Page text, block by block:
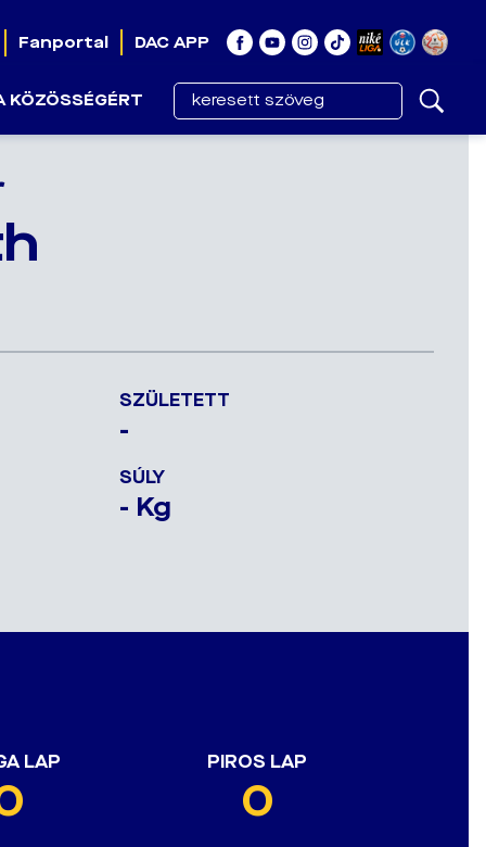
Fanportal DAC APP
KÖZÖSSÉGÉRT
SZÜLETETT
-
SÚLY
- Kg
LAP PIROS LAP
0